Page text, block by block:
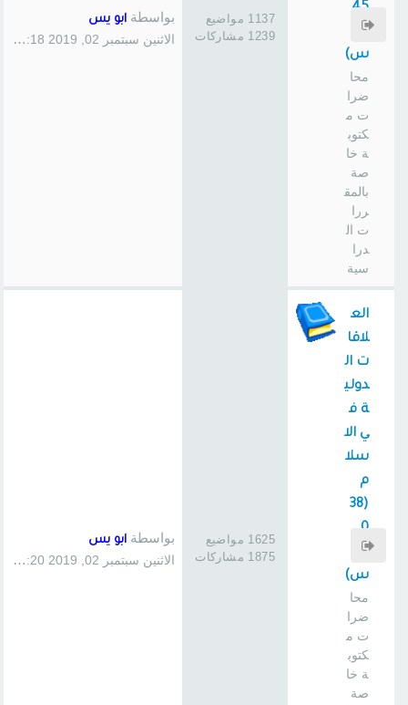
45
سا
س)
محا
ضرا
ت م
كتوب
ة خا
صة
بالمق
ررا
ت ال
درا
سية
1137 مواضيع
1239 مشاركات
بواسطة ابو يس
الاثنين سبتمبر 02, 2019 1:18 pm
الع
لاقا
ت ال
دولي
ة ف
ي الا
سلا
م
(38
0
سا
س)
محا
ضرا
ت م
كتوب
ة خا
صة
1625 مواضيع
1875 مشاركات
بواسطة ابو يس
الاثنين سبتمبر 02, 2019 1:20 pm